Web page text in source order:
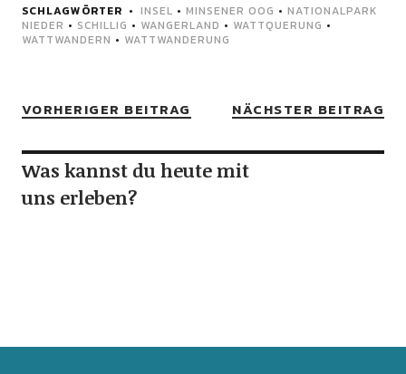
SCHLAGWÖRTER INSEL • MINSENER OOG • NATIONALPARK
NIEDER • SCHILLIG • WANGERLAND • WATTQUERUNG •
WATTWANDERN • WATTWANDERUNG
VORHERIGER BEITRAG NÄCHSTER BEITRAG
Was kannst du heute mit
uns erleben?